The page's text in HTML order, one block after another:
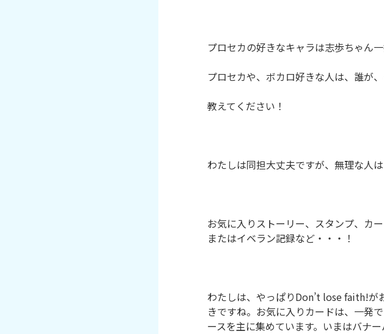
プロセカの好きなキャラは志歩ちゃん一
プロセカや、ボカロ好きな人は、誰が
教えてください！
わたしは同担大丈夫ですが、無理な人
お気に入りストーリー、スタンプ、カ
またはイベラン記録など・・・！
わたしは、やっぱりDon’t lose faith!が
きですね。お気に入りカードは、一発
ースを主に集めています。いまはバナ